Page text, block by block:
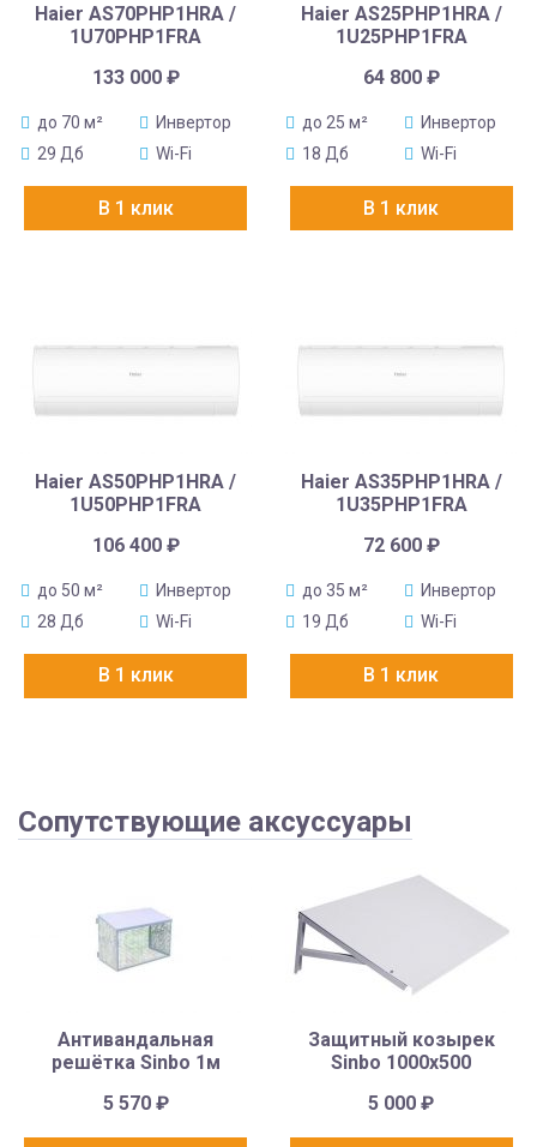
Haier AS70PHP1HRA /
1U70PHP1FRA
133 000 ₽
до 70 м²
Инвертор
29 Дб
Wi-Fi
В 1 клик
Haier AS25PHP1HRA /
1U25PHP1FRA
64 800 ₽
до 25 м²
Инвертор
18 Дб
Wi-Fi
В 1 клик
Haier AS50PHP1HRA /
1U50PHP1FRA
106 400 ₽
до 50 м²
Инвертор
28 Дб
Wi-Fi
В 1 клик
Haier AS35PHP1HRA /
1U35PHP1FRA
72 600 ₽
до 35 м²
Инвертор
19 Дб
Wi-Fi
В 1 клик
Сопутствующие аксуссуары
Антивандальная
решётка Sinbo 1м
5 570 ₽
Защитный козырек
Sinbo 1000х500
5 000₽